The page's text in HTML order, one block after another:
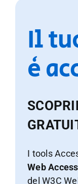
Il
è
I tools
Web
del W3C